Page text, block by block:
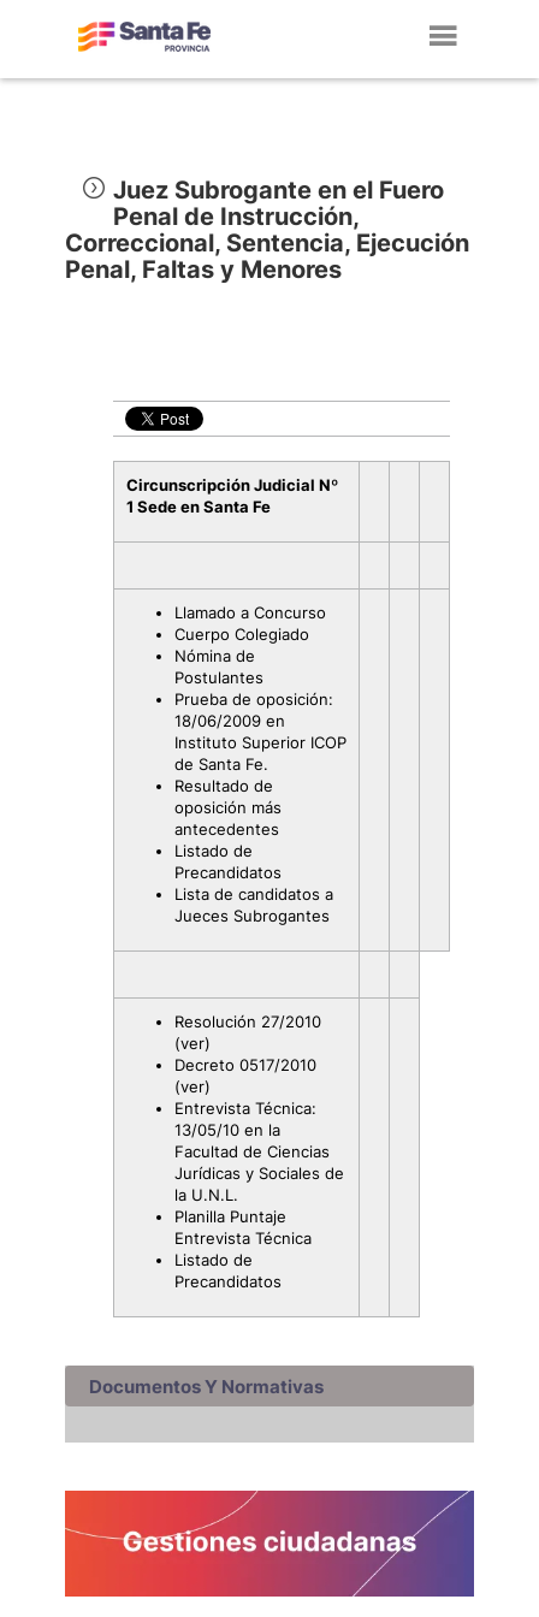
Juez Subrogante en el Fuero
Penal de Instrucción,
Correccional, Sentencia, Ejecución
Penal, Faltas y Menores
Circunscripción Judicial Nº
1 Sede en Santa Fe
Llamado a Concurso
Cuerpo Colegiado
Nómina de
Postulantes
Prueba de oposición:
18/06/2009 en
Instituto Superior ICOP
de Santa Fe.
Resultado de
oposición más
antecedentes
Listado de
Precandidatos
Lista de candidatos a
Jueces Subrogantes
Resolución 27/2010
(ver)
Decreto 0517/2010
(ver)
Entrevista Técnica:
13/05/10 en la
Facultad de Ciencias
Jurídicas y Sociales de
la U.N.L.
Planilla Puntaje
Entrevista Técnica
Listado de
Precandidatos
Documentos Y Normativas